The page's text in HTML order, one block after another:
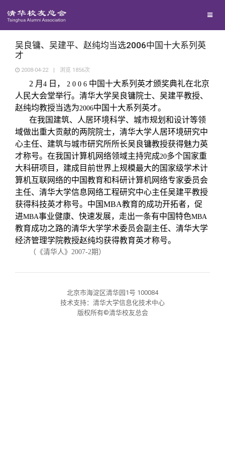
地区联络
年级联络
院系校友工作
专业委员会
兴趣群体
西南联大校友会
回馈母校
捐赠项目
捐赠新闻
捐赠纪事
捐赠方法
义工计划
媒体平台
《清华校友通讯》
《水木清华》
我要订阅
新媒体平台
百年清华
清华人物
清华故事
青春风采
校友文苑
校友视界
校友服务
终身学习
信息化服务
三创大赛
校友总会
总会简介
会长致辞
理事会名单
关闭
吴良镛、吴建平、赵纯均当选2006中国十大系列英
才
2008-04-22 | 浏览 1856次
2 月 4 日， 2 0 0 6 中国十大系列英才颁奖典礼在北京
人民大会堂举行。清华大学吴良镛院士、吴建平教授、
赵纯均教授当选为2006中国十大系列英才。
在我国建筑、人居环境科学、城市规划和设计等领
域做出重大贡献的两院院士，清华大学人居环境研究中
心主任、建筑与城市研究所所长吴良镛教授获得魅力英
才称号。 在我国计算机网络领域主持完成20多个国家重
大科研项目，建成目前世界上规模最大的国家级学术计
算机互联网络的中国教育和科研计算机网络专家委员会
主任、清华大学信息网络工程研究中心主任吴建平教授
获得科技英才称号。中国MBA教育的成功开拓者，促
进MBA事业健康、快速发展，走出一条有中国特色MBA
教育成功之路的清华大学学术委员会副主任、清华大学
经济管理学院教授赵纯均获得教育英才称号。
（《清华人》2007-2期）
北京市海淀区清华园1号 100084
技术支持：清华大学信息化技术中心
版权所有©清华校友总会